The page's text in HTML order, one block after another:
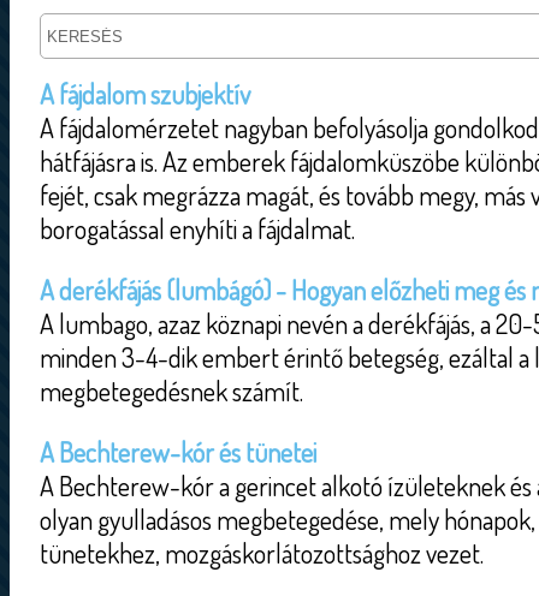
A fájdalom szubjektív
A fájdalomérzetet nagyban befolyásolja
hátfájásra is. Az emberek fájdalomküszöbe
fejét, csak megrázza magát, és tovább megy, más
borogatással enyhíti a fájdalmat.
A derékfájás (lumbágó) - Hogyan előzheti meg
A lumbago, azaz köznapi nevén a derékfájás, a
minden 3-4-dik embert érintő betegség, ezáltal a
megbetegedésnek számít.
A Bechterew-kór és tünetei
A Bechterew-kór a gerincet alkotó ízületeknek
olyan gyulladásos megbetegedése, mely
tünetekhez, mozgáskorlátozottsághoz vezet.